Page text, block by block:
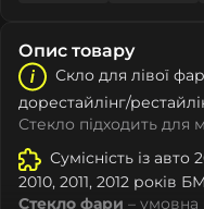
Опис товару
Скло для лівої
дорестайлінг/
Стекло підходить для
Сумісність із
2010, 2011, 2012 років
Стекло фари – умовна